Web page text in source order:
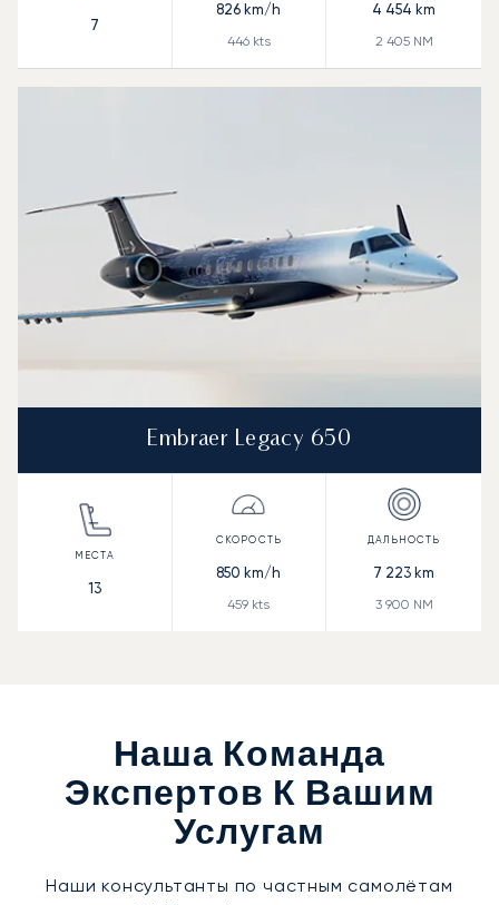
7
826 km/h
446kts
4 454 km
2 405NM
Embraer Legacy 650
13
850 km/h
459 kts
7 223 km
3 900 NM
Наша Команда
Экспертов К Вашим
Услугам
Наши консультанты по частным самолётам